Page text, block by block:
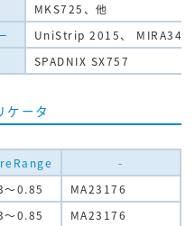
MKS725、他
UniStrip 2015、
SPADNIX SX757
ケータ
-
～0.85
MA23176
～0.85
MA23176